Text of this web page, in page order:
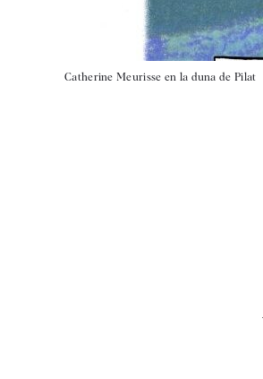
Catherine Meurisse en la duna de Pilat